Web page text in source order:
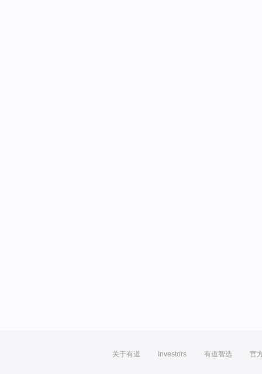
关于有道 Investors 有道智选 官